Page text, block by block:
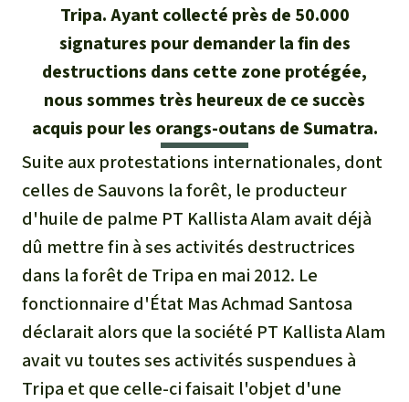
Les aires protégées
La forêt tropicale
Les biocarburants
L’aluminium
L'élevage industriel
L'or
L'accaparement des terres
Questions fréquentes
Rapports annuels
Mentions légales
Médias
Communiqués
Dans la presse
English
Español
Português
Indonesia
Soutien aux activistes
Afrique
Amérique latine
Tripa. Ayant collecté près de 50.000
signatures pour demander la fin des
destructions dans cette zone protégée,
nous sommes très heureux de ce succès
acquis pour les orangs-outans de Sumatra.
Suite aux protestations internationales, dont
celles de Sauvons la forêt, le producteur
d'huile de palme PT Kallista Alam avait déjà
dû mettre fin à ses activités destructrices
dans la forêt de Tripa en mai 2012. Le
fonctionnaire d'État Mas Achmad Santosa
déclarait alors que la société PT Kallista Alam
avait vu toutes ses activités suspendues à
Tripa et que celle-ci faisait l'objet d'une